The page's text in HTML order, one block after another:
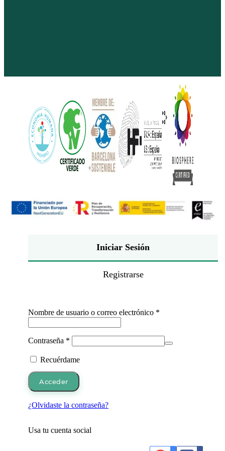
Iniciar Sesión
Registrarse
Nombre de usuario o correo electrónico *
Contraseña *
Recuérdame
Acceder
¿Olvidaste la contraseña?
Usa tu cuenta social